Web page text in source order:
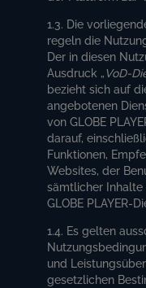
1.3. Die
regeln die
Der in diesen
Ausdruck „VoD-
bezieht sich auf
angebotenen
von GLOBE
darauf,
Funktionen,
Websites, der
sämtlicher
GLOBE PLAYER-
1.4. Es gelten
und
gesetzlichen